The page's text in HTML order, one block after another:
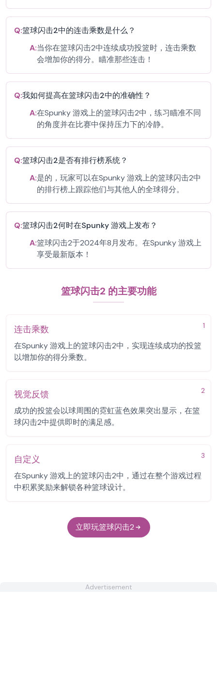
Q:篮球闪击2中的连击乘数是什么？
A:当你在篮球闪击2中连续成功投篮时，连击乘数
会增加你的得分。瞄准那些连击！
Q:我如何提高在篮球闪击2中的准确性？
A:在Spunky 游戏上的篮球闪击2中，练习瞄准不同
的角度并在比赛中保持压力下的冷静。
Q:篮球闪击2是否有排行榜系统？
A:是的，玩家可以在Spunky 游戏上的篮球闪击2中
的排行榜上跟踪他们与其他人的全球得分。
Q:篮球闪击2何时在Spunky 游戏上发布？
A:篮球闪击2于2024年8月发布。在Spunky 游戏上
享受最新版本！
篮球闪击2 的主要功能
1
连击乘数
在Spunky 游戏上的篮球闪击2中，实现连续成功的投篮
以增加你的得分乘数。
2
视觉反馈
成功的投篮会以球周围的霓虹蓝色效果突出显示，在篮
球闪击2中提供即时的满足感。
3
自定义
在Spunky 游戏上的篮球闪击2中，通过在整个游戏过程
中积累奖励来解锁各种篮球设计。
立即玩篮球闪击2
Advertisement